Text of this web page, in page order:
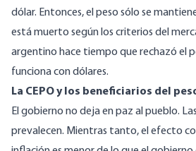
dólar. Entonces, el peso sólo se
está muerto según los criterios del
argentino hace tiempo que rechazó el
funciona con dólares.
La CEPO y los beneficiarios del
El gobierno no deja en paz al pueblo.
prevalecen. Mientras tanto, el efecto